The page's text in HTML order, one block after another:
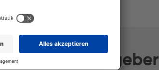
als Arbeitgeber